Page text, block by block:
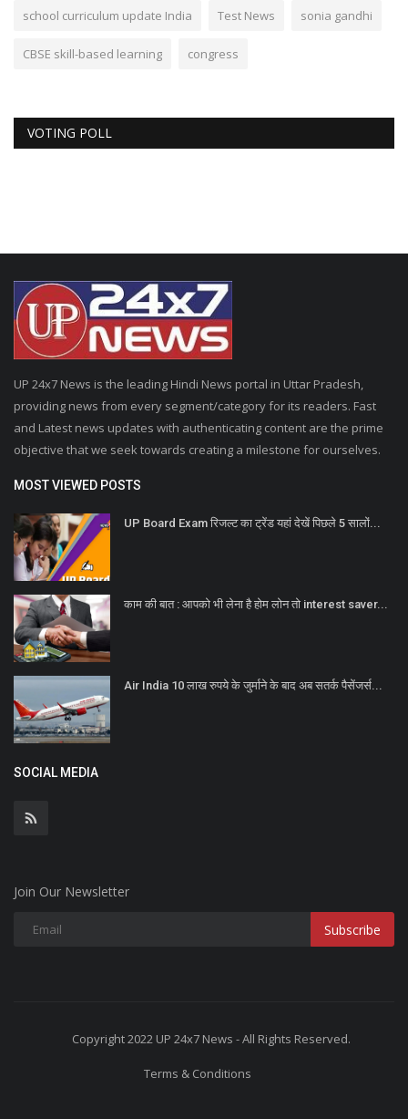
school curriculum update India Test News sonia gandhi
CBSE skill-based learning congress
VOTING POLL
UP 24x7 News is the leading Hindi News portal in Uttar Pradesh,
providing news from every segment/category for its readers. Fast
and Latest news updates with authenticating content are the prime
objective that we seek towards creating a milestone for ourselves.
MOST VIEWED POSTS
UP Board Exam रिजल्ट का ट्रेंड यहां देखें पिछले 5 सालों...
काम की बात : आपको भी लेना है होम लोन तो interest saver...
Air India 10 लाख रुपये के जुर्माने के बाद अब सतर्क पैसेंजर्स...
SOCIAL MEDIA
Join Our Newsletter
Subscribe
Copyright 2022 UP 24x7 News - All Rights Reserved.
Terms & Conditions